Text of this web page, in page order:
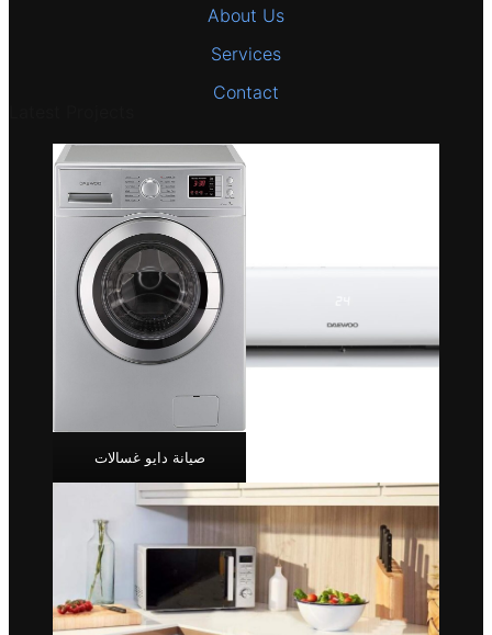
About Us
Services
Contact
صيانة دايو غسالات